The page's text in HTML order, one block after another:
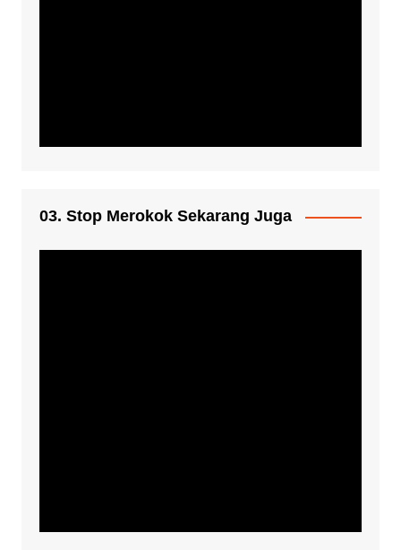
03. Stop Merokok Sekarang Juga